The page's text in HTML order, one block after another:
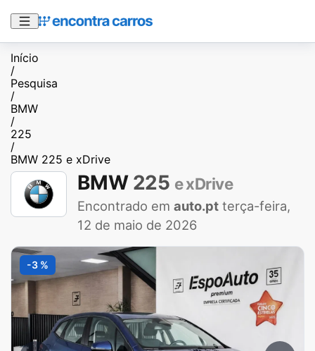
Início
/
Pesquisa
/
BMW
/
225
/
BMW 225 e xDrive
BMW 225 e xDrive
Encontrado em auto.pt terça-feira,
12 de maio de 2026
-3 %